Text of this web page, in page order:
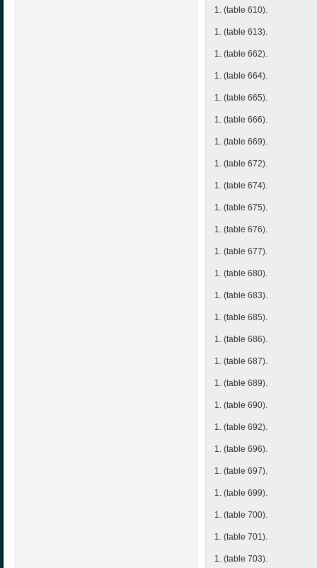
1. (table 610).
1. (table 613).
1. (table 662).
1. (table 664).
1. (table 665).
1. (table 666).
1. (table 669).
1. (table 672).
1. (table 674).
1. (table 675).
1. (table 676).
1. (table 677).
1. (table 680).
1. (table 683).
1. (table 685).
1. (table 686).
1. (table 687).
1. (table 689).
1. (table 690).
1. (table 692).
1. (table 696).
1. (table 697).
1. (table 699).
1. (table 700).
1. (table 701).
1. (table 703).